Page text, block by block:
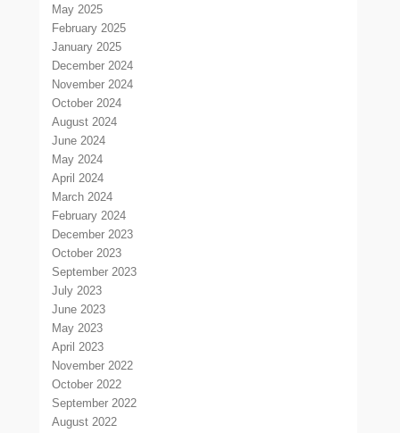
May 2025
February 2025
January 2025
December 2024
November 2024
October 2024
August 2024
June 2024
May 2024
April 2024
March 2024
February 2024
December 2023
October 2023
September 2023
July 2023
June 2023
May 2023
April 2023
November 2022
October 2022
September 2022
August 2022